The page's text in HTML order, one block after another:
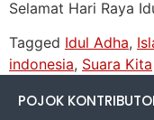
Selamat Hari Raya
Tagged Idul Adha,
indonesia, Suara Kita
POJOK